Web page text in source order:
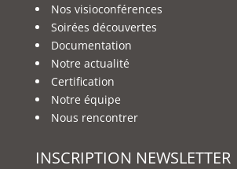
Nos visioconférences
Soirées découvertes
Documentation
Notre actualité
Certification
Notre équipe
Nous rencontrer
INSCRIPTION NEWSLETTER